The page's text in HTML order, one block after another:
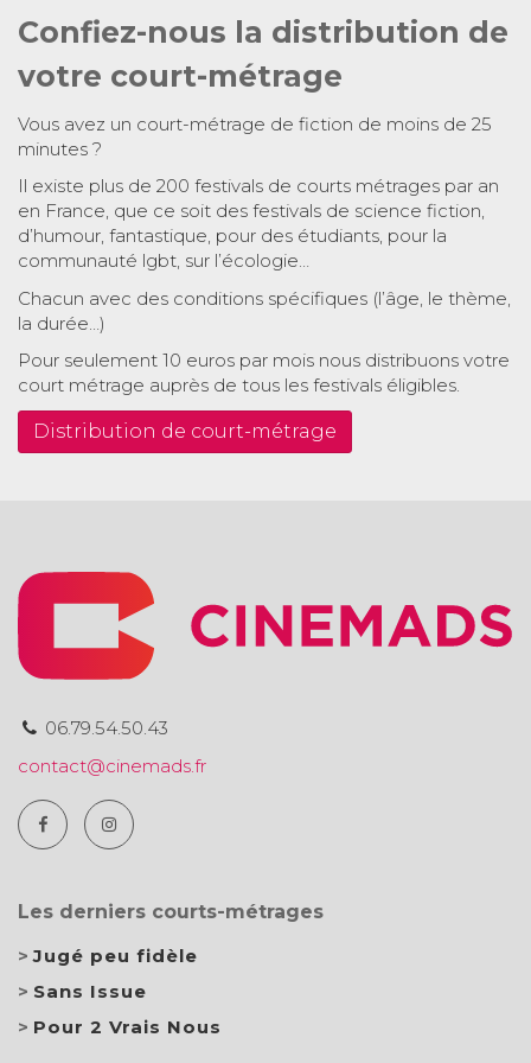
Confiez-nous la distribution de
votre court-métrage
Vous avez un court-métrage de fiction de moins de 25
minutes ?
Il existe plus de 200 festivals de courts métrages par an
en France, que ce soit des festivals de science fiction,
d’humour, fantastique, pour des étudiants, pour la
communauté lgbt, sur l’écologie…
Chacun avec des conditions spécifiques (l’âge, le thème,
la durée…)
Pour seulement 10 euros par mois nous distribuons votre
court métrage auprès de tous les festivals éligibles.
Distribution de court-métrage
06.79.54.50.43
contact@cinemads.fr
Les derniers courts-métrages
Jugé peu fidèle
Sans Issue
Pour 2 Vrais Nous